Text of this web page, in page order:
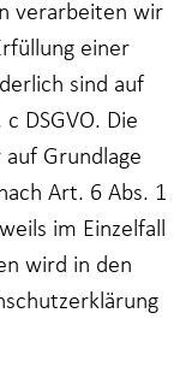
verarbeiten wir
einer
sind auf
DSGVO. Die
Grundlage
Art. 6 Abs. 1
im Einzelfall
wird in den